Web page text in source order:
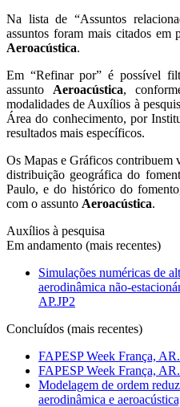
Na lista de “Assuntos
assuntos foram mais citados em
Aeroacústica.
Em “Refinar por” é possível
assunto Aeroacústica,
modalidades de Auxílios à
Área do conhecimento, por
resultados mais específicos.
Os Mapas e Gráficos contribuem
distribuição geográfica do
Paulo, e do histórico do
com o assunto Aeroacústica.
Auxílios à pesquisa
Em andamento (mais recentes)
Simulações numéricas de
aerodinâmica não-
AP.JP2
Concluídos (mais recentes)
FAPESP Week França,
FAPESP Week França,
Modelagem de ordem
aerodinâmica e